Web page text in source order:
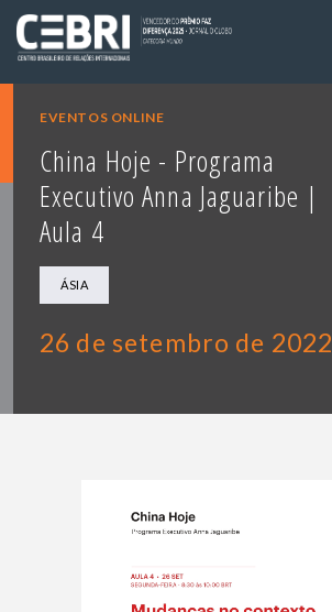
EVENTOS ONLINE
China Hoje - Programa
Executivo Anna Jaguaribe |
Aula 4
ÁSIA
26 de setembro de 2022